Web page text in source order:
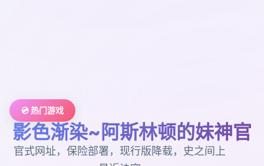
💿 热门游戏
影色渐染~阿斯林顿的妹神官
官式网址，保险部署，现行版降载，史之间上